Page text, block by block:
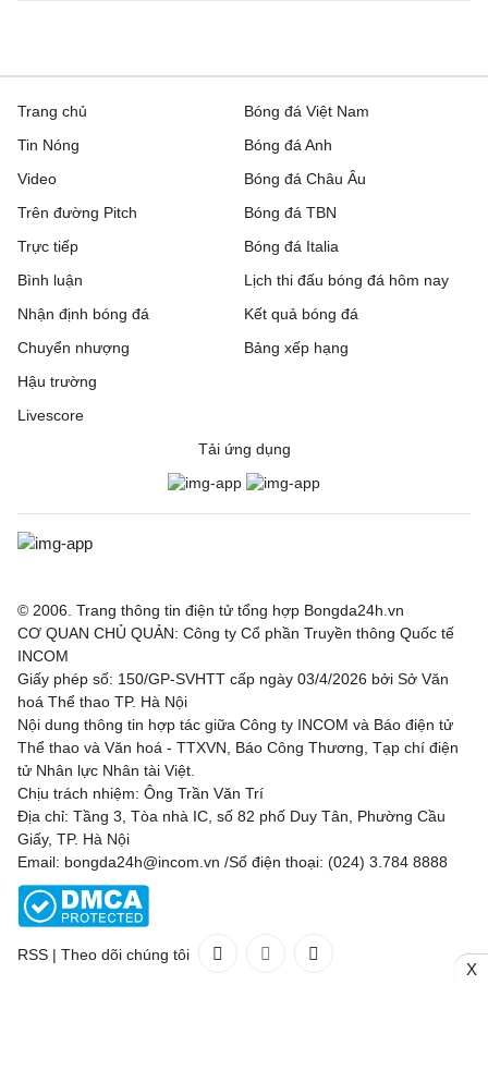
Trang chủ
Tin Nóng
Video
Trên đường Pitch
Trực tiếp
Bóng đá Việt Nam
Bóng đá Anh
Bóng đá Châu Âu
Bóng đá TBN
Bóng đá Italia
Bình luận
Nhận định bóng đá
Chuyển nhượng
Hậu trường
Livescore
Lịch thi đấu bóng đá hôm nay
Kết quả bóng đá
Bảng xếp hạng
Tải ứng dụng
© 2006. Trang thông tin điện tử tổng hợp Bongda24h.vn
CƠ QUAN CHỦ QUẢN: Công ty Cổ phần Truyền thông Quốc tế
INCOM
Giấy phép số: 150/GP-SVHTT cấp ngày 03/4/2026 bởi Sở Văn
hoá Thể thao TP. Hà Nội
Nội dung thông tin hợp tác giữa Công ty INCOM và Báo điện tử
Thể thao và Văn hoá - TTXVN, Báo Công Thương, Tạp chí điện
tử Nhân lực Nhân tài Việt.
Chịu trách nhiệm: Ông Trần Văn Trí
Địa chỉ: Tầng 3, Tòa nhà IC, số 82 phố Duy Tân, Phường Cầu
Giấy, TP. Hà Nội
Email: bongda24h@incom.vn /Số điện thoại: (024) 3.784 8888
RSS | Theo dõi chúng tôi
X